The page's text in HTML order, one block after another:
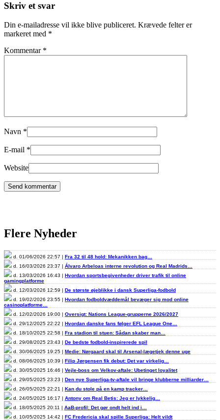
Skriv et svar
Din e-mailadresse vil ikke blive publiceret. Krævede felter er
markeret med *
Kommentar *
Navn *
E-mail *
Website
Flere Nyheder
d. 01/06/2026 22:57 | Fra 32 til 48 hold: Mekanikken bag…
d. 16/03/2026 23:37 | Álvaro Arbeloas interne revolution og Real Madrids…
d. 13/03/2026 16:43 | Hvordan sportsbegivenheder driver trafik til online
gamingplatforme
d. 12/03/2026 12:59 | De største øjeblikke i dansk Superliga-fodbold
d. 19/02/2026 23:55 | Hvordan fodboldvæddemål bevæger sig mod online
casinoplatforme…
d. 12/02/2026 19:00 | Oversigt: Nations League-grupperne 2026/2027
d. 29/12/2025 22:22 | Hvordan danske fans følger EFL League One…
d. 18/10/2025 22:58 | Fra stadion til stuen: Sådan skaber man…
d. 29/08/2025 23:43 | De bedste fodbold-inspirerede spil
d. 30/06/2025 19:25 | Medie: Nørgaard skal til Arsenal-lægetjek denne uge
d. 08/06/2025 10:39 | Filip Jørgensen fik debut: Det var virkelig…
d. 30/05/2025 16:46 | Vejle-boss om Velkov-aftale: Ubetinget loyalitet
d. 29/05/2025 23:23 | Den nye Superliga-tv-aftale vil bringe klubberne milliarder…
d. 26/05/2025 22:21 | Kan du stole på en kamp tracker…
d. 24/05/2025 16:17 | Antony om Real Betis: Jeg er lykkelig…
d. 18/05/2025 20:11 | AaB-profil: Det gør ondt helt ind i…
d. 10/05/2025 14:42 | FC Fredericia skal spille Superliga: Helt vildt